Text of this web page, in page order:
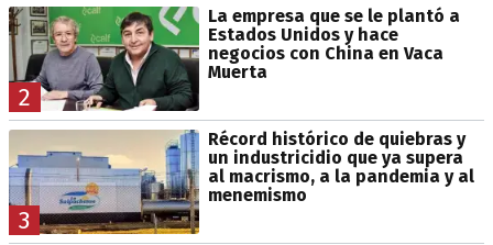
2
La empresa que se le plantó a
Estados Unidos y hace
negocios con China en Vaca
Muerta
3
Récord histórico de quiebras y
un industricidio que ya supera
al macrismo, a la pandemia y al
menemismo